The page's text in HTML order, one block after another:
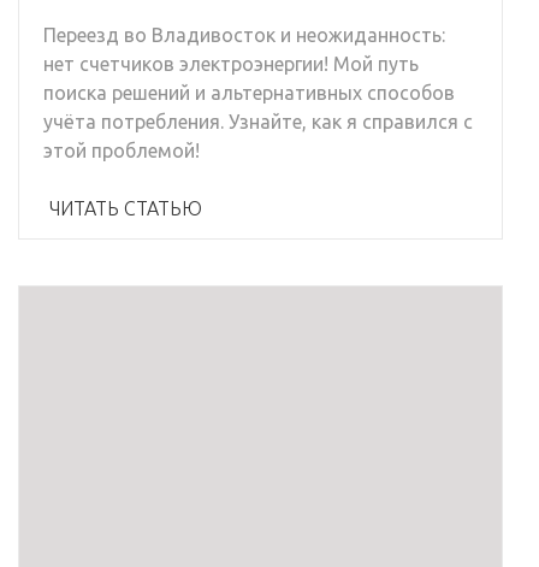
Переезд во Владивосток и неожиданность:
нет счетчиков электроэнергии! Мой путь
поиска решений и альтернативных способов
учёта потребления. Узнайте, как я справился с
этой проблемой!
ЧИТАТЬ СТАТЬЮ